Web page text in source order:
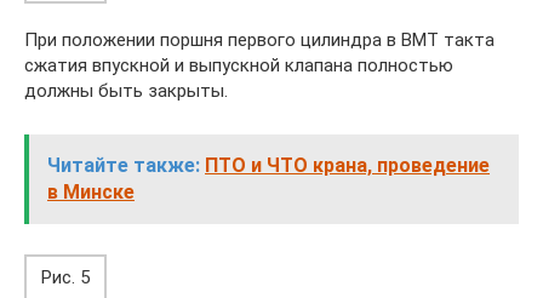
При положении поршня первого цилиндра в ВМТ такта
сжатия впускной и выпускной клапана полностью
должны быть закрыты.
Читайте также: ПТО и ЧТО крана, проведение
в Минске
Рис. 5